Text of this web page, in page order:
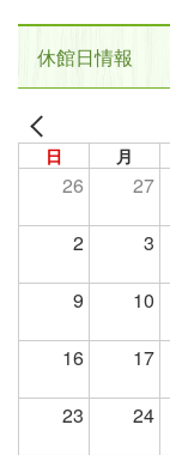
休館日情報
日 月
26 27
2 3
9 10
16 17
23 24